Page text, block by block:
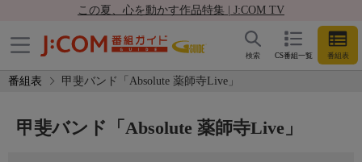
この夏、心を動かす作品特集 | J:COM TV
CS番組一覧 番組表
検索
番組表 甲斐バンド「Absolute 薬師寺Live」
甲斐バンド「Absolute 薬師寺Live」